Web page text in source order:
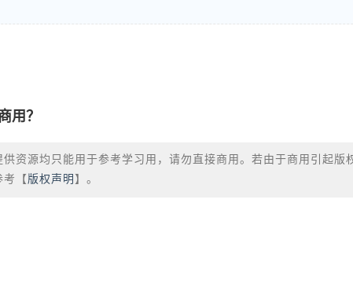
用？
资源均只能用于参考学习用，请勿直接商用。若由于商用引起版
考【 版权声明 】。